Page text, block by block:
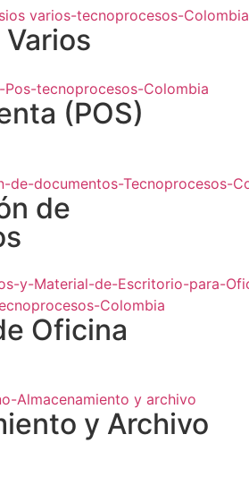
(POS)
de
Oficina
y Archivo